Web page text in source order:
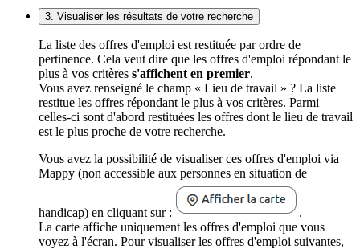
3. Visualiser les résultats de votre recherche
La liste des offres d'emploi est restituée par ordre de
pertinence. Cela veut dire que les offres d'emploi répondant le
plus à vos critères s'affichent en premier.
Vous avez renseigné le champ « Lieu de travail » ? La liste
restitue les offres répondant le plus à vos critères. Parmi
celles-ci sont d'abord restituées les offres dont le lieu de travail
est le plus proche de votre recherche.
Vous avez la possibilité de visualiser ces offres d'emploi via
Mappy (non accessible aux personnes en situation de
handicap) en cliquant sur :
.
La carte affiche uniquement les offres d'emploi que vous
voyez à l'écran. Pour visualiser les offres d'emploi suivantes,